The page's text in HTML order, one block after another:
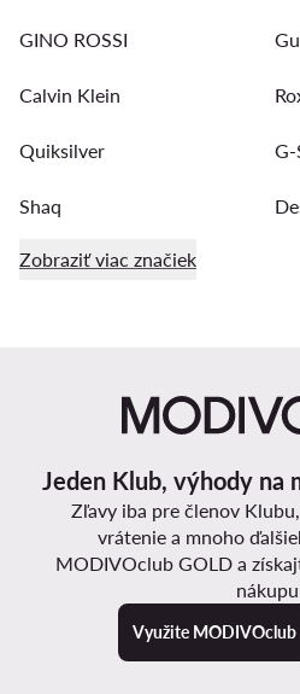
GINO ROSSI
Calvin Klein
Quiksilver G-
Shaq
Zobraziť viac značiek
Jeden Klub, výhody na
Zľavy iba pre členov
vrátenie a mnoho
MODIVOclub GOLD a
Využite MODIVOclub